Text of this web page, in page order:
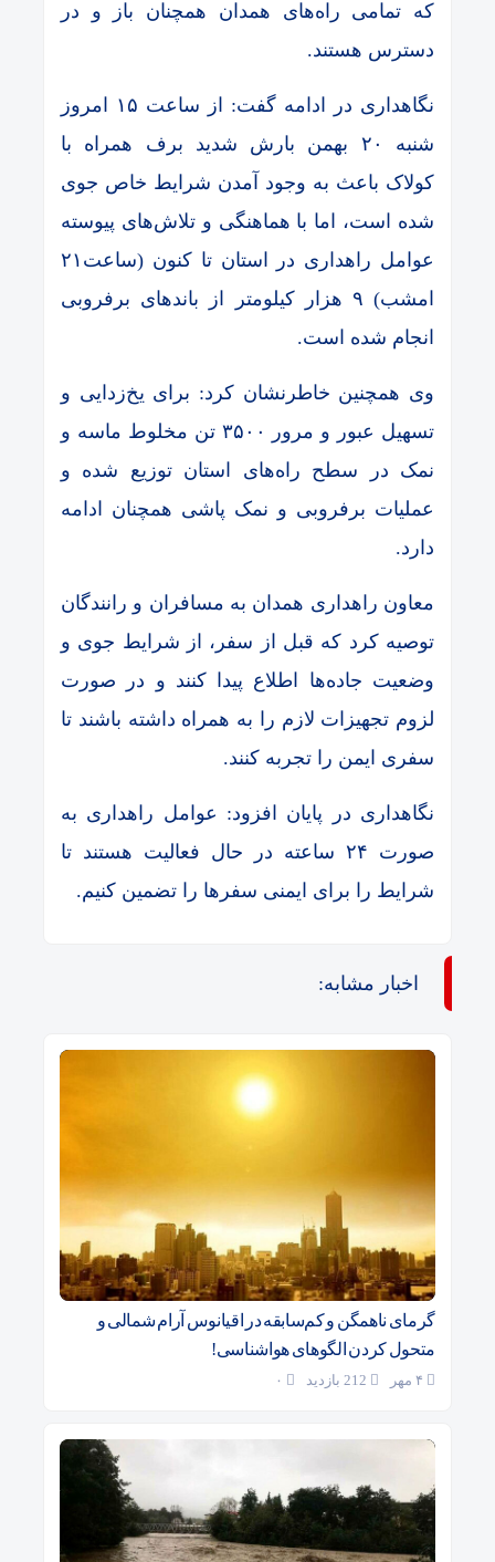
که تمامی راه‌های همدان همچنان باز و در
دسترس هستند.
نگاهداری در ادامه گفت: از ساعت ۱۵ امروز
شنبه ۲۰ بهمن بارش شدید برف همراه با
کولاک باعث به وجود آمدن شرایط خاص جوی
شده است، اما با هماهنگی و تلاش‌های پیوسته
عوامل راهداری در استان تا کنون (ساعت۲۱
امشب) ۹ هزار کیلومتر از باندهای برفروبی
انجام شده است.
وی همچنین خاطرنشان کرد: برای یخ‌زدایی و
تسهیل عبور و مرور ۳۵۰۰ تن مخلوط ماسه و
نمک در سطح راه‌های استان توزیع شده و
عملیات برفروبی و نمک پاشی همچنان ادامه
دارد.
معاون راهداری همدان به مسافران و رانندگان
توصیه کرد که قبل از سفر، از شرایط جوی و
وضعیت جاده‌ها اطلاع پیدا کنند و در صورت
لزوم تجهیزات لازم را به همراه داشته باشند تا
سفری ایمن را تجربه کنند.
نگاهداری در پایان افزود: عوامل راهداری به
صورت ۲۴ ساعته در حال فعالیت هستند تا
شرایط را برای ایمنی سفرها را تضمین کنیم.
اخبار مشابه:
گرمای ناهمگن و کم‌سابقه در اقیانوس آرام شمالی و
متحول کردن الگوهای هواشناسی!
۰